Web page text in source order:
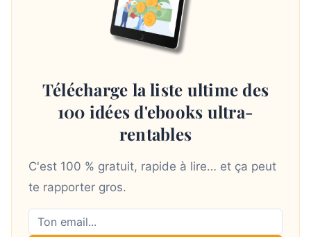
Télécharge la liste ultime des
100 idées d'ebooks ultra-
rentables
C'est 100 % gratuit, rapide à lire… et ça peut
te rapporter gros.